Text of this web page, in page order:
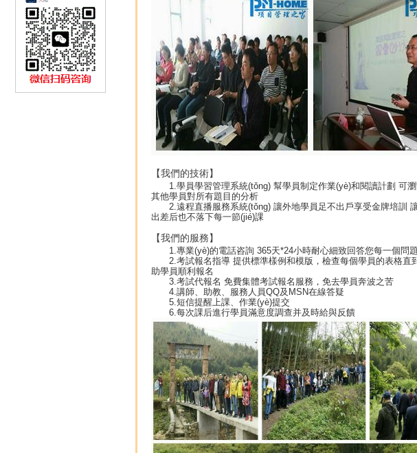
【我們的技術】
1.學員學習管理系統(tǒng) 幫學員制定作業(yè)和閱讀計劃 可瀏
其他學員對所有題目的分析
2.遠程直播服務系統(tǒng) 讓外地學員足不出戶享受金牌培訓
出差后也不落下每一節(jié)課
【我們的服務】
1.專業(yè)的電話咨詢 365天*24小時耐心細致回答您每一個問題
2.考試報名指導 提供標準樣例和模版，檢查每個學員的表格直
助學員順利報名
3.考試代報名 免費集體考試報名服務，免去學員奔波之苦
4.講師、助教、服務人員QQ及MSN在線答疑
5.短信提醒上課、作業(yè)提交
6.每次課后進行學員滿意度調查并及時給與反饋